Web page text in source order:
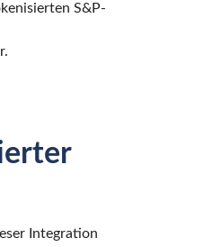
S&P-
Integration